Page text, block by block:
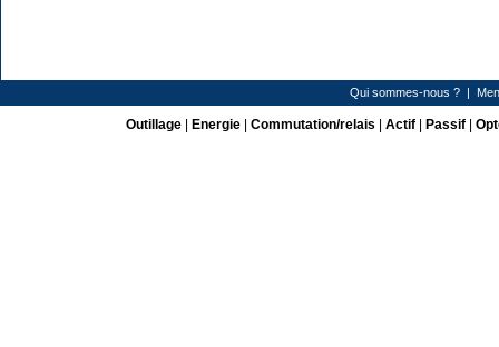
Qui sommes-nous ? |
Outillage| Energie| Commutation/relais Actif| Passif|